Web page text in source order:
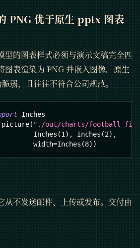
PNG 优于原生 pptx 图表
型的图表样式必须与演示文稿完全匹
图表渲染为 PNG 并嵌入图像。原生
弱，且往往不符合公司规范。
Inches
( "./out/charts/
Inches
(1 ) , Inches (2) ,
width
=Inches (8) )
从不发送邮件、上传或发布。交付由